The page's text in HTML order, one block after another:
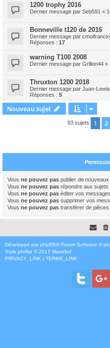
1200 trophy 2016
Dernier message par Seb591 «
Bonneville t120 de 2016
Dernier message par
Réponses : 17
warning T100 2008
Dernier message par Grillon44 «
Thruxton 1200 2018
Dernier message par Juan-Lewis
Réponses : 5
Nouveau sujet
93 sujets 1 2
Vous ne pouvez pas publier de
Vous ne pouvez pas répondre aux
Vous ne pouvez pas éditer vos
Vous ne pouvez pas supprimer vos
Vous ne pouvez pas transférer de
Développé par phpBB® Forum Software ©
Style proflat © 2017 Mazeltof
PRIVACY_LINK | TERMS_LINK